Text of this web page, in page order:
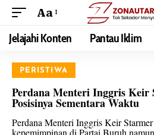
Aa
Jelajahi Konten Pantau Iklim
PERISTIWA
Perdana Menteri Inggris Keir
Posisinya Sementara Waktu
Perdana Menteri Inggris Keir
kepemimpinan di Partai Buruh